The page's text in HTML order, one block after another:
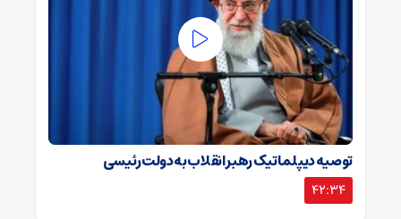
توصیه دیپلماتیک رهبر انقلاب به دولت رئیسی
42:34